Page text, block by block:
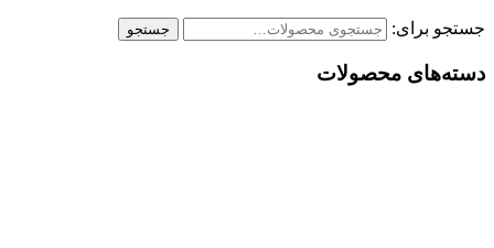
جستجو برای: جستجو
دسته‌های محصولات